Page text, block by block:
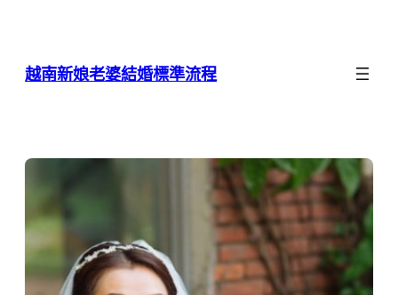
越南新娘老婆結婚標準流程